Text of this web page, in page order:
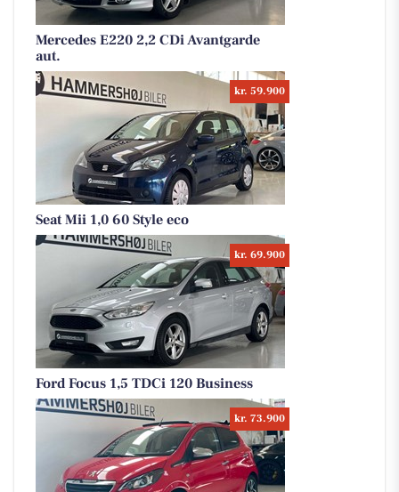
Mercedes E220 2,2 CDi Avantgarde
aut.
kr. 59.900
Seat Mii 1,0 60 Style eco
kr. 69.900
Ford Focus 1,5 TDCi 120 Business
kr. 73.900